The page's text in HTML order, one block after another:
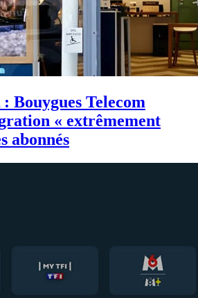
Bouygues Telecom
« extrêmement
abonnés